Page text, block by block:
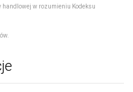
handlowej w rozumieniu Kodeksu